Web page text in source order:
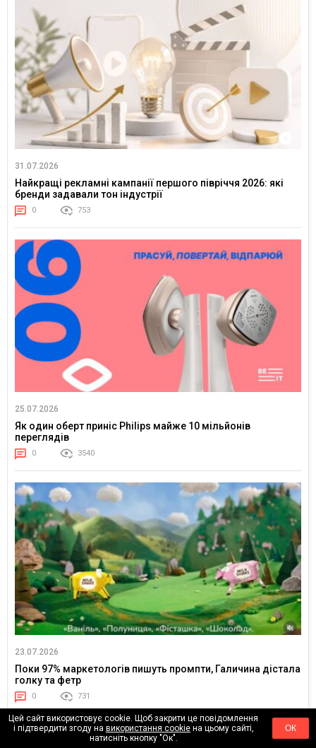
31.07.2026
Найкращі рекламні кампанії першого півріччя 2026: які
бренди задавали тон індустрії
0 753
25.07.2026
Як один оберт приніс Philips майже 10 мільйонів
переглядів
0 3540
23.07.2026
Поки 97% маркетологів пишуть промпти, Галичина дістала
голку та фетр
0 731
Цей сайт використовує cookie. Щоб закрити це повідомлення
і підтвердити згоду на використання cookieна цьому сайті,
натисніть кнопку "Ок".
ОК